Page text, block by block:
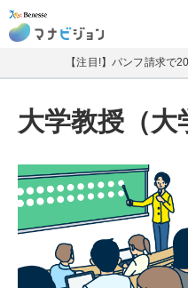
マナビジョン
【注目!】パンフ請求で
大学教授（大